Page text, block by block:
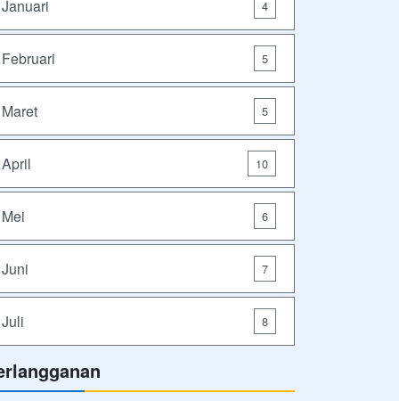
Januari 4
Februari 5
Maret 5
April 10
Mei 6
Juni 7
Juli 8